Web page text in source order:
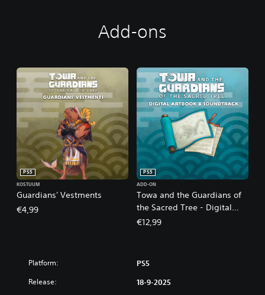
Add-ons
Guardians' Vestments
PS5
KOSTUUM
€4,99
Towa and the Guardians of
the Sacred Tree - Digital
Artbook & Soundtrack
PS5
ADD-ON
€12,99
Platform: PS5
Release: 18-9-2025